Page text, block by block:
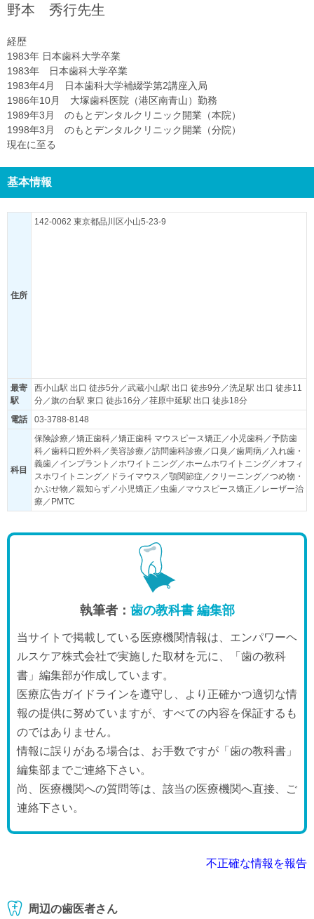
野本 秀行先生
経歴
1983年 日本歯科大学卒業
1983年 日本歯科大学卒業
1983年4月 日本歯科大学補綴学第2講座入局
1986年10月 大塚歯科医院（港区南青山）勤務
1989年3月 のもとデンタルクリニック開業（本院）
1998年3月 のもとデンタルクリニック開業（分院）
現在に至る
基本情報
住所
142-0062 東京都品川区小山5-23-9
最寄
駅
西小山駅 出口 徒歩5分／武蔵小山駅 出口 徒歩9分／洗足駅 出口 徒歩11
分／旗の台駅 東口 徒歩16分／荏原中延駅 出口 徒歩18分
電話
03-3788-8148
科目
保険診療／矯正歯科／矯正歯科 マウスピース矯正／小児歯科／予防歯
科／歯科口腔外科／美容診療／訪問歯科診療／口臭／歯周病／入れ歯・
義歯／インプラント／ホワイトニング／ホームホワイトニング／オフィ
スホワイトニング／ドライマウス／顎関節症／クリーニング／つめ物・
かぶせ物／親知らず／小児矯正／虫歯／マウスピース矯正／レーザー治
療／PMTC
執筆者： 歯の教科書 編集部
当サイトで掲載している医療機関情報は、エンパワーヘ
ルスケア株式会社で実施した取材を元に、「歯の教科
書」編集部が作成しています。
医療広告ガイドラインを遵守し、より正確かつ適切な情
報の提供に努めていますが、すべての内容を保証するも
のではありません。
情報に誤りがある場合は、お手数ですが「歯の教科書」
編集部までご連絡下さい。
尚、医療機関への質問等は、該当の医療機関へ直接、ご
連絡下さい。
不正確な情報を報告
周辺の歯医者さん